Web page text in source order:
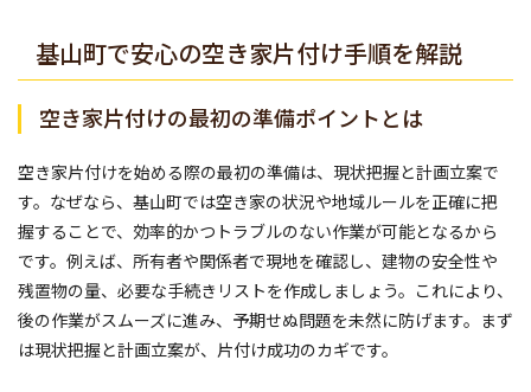
基山町で安心の空き家片付け手順を解説
空き家片付けの最初の準備ポイントとは
空き家片付けを始める際の最初の準備は、現状把握と計画立案で
す。なぜなら、基山町では空き家の状況や地域ルールを正確に把
握することで、効率的かつトラブルのない作業が可能となるから
です。例えば、所有者や関係者で現地を確認し、建物の安全性や
残置物の量、必要な手続きリストを作成しましょう。これにより、
後の作業がスムーズに進み、予期せぬ問題を未然に防げます。まず
は現状把握と計画立案が、片付け成功のカギです。